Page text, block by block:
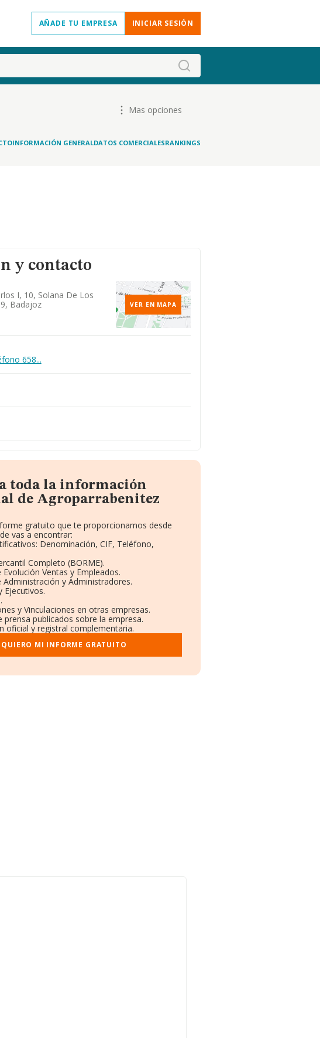
AÑADE TU EMPRESA INICIAR SESIÓN
Mas opciones
INFORMACIÓN GENERALDATOS COMERCIALESRANKINGS
y contacto
I, 10, Solana De Los
Badajoz
VER EN MAPA
658...
toda la información
de Agroparrabenitez
gratuito que te proporcionamos desde
vas a encontrar:
Denominación, CIF, Teléfono,
Completo (BORME).
Evolución Ventas y Empleados.
Administración y Administradores.
Ejecutivos.
y Vinculaciones en otras empresas.
prensa publicados sobre la empresa.
oficial y registral complementaria.
QUIERO MI INFORME GRATUITO